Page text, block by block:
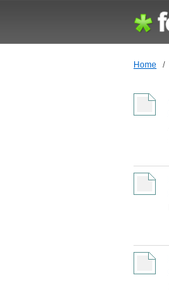
Home /